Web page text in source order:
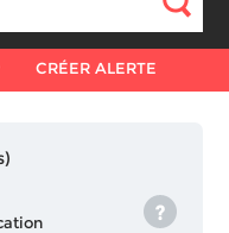
CRÉER ALERTE